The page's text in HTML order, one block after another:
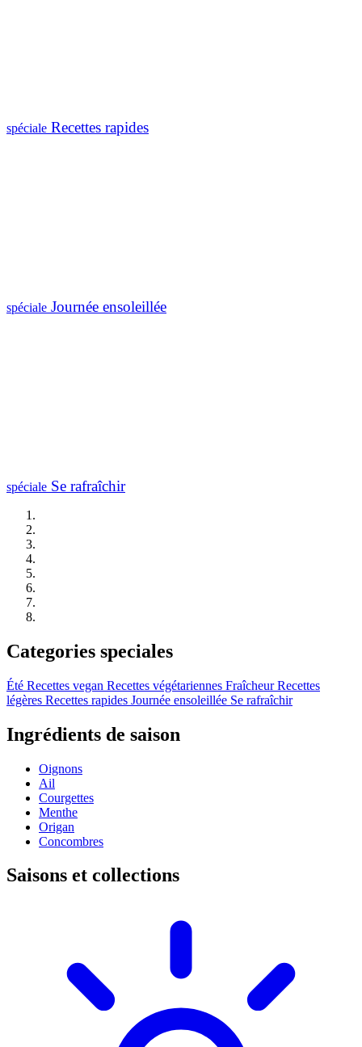
spéciale Recettes rapides
spéciale Journée ensoleillée
spéciale Se rafraîchir
Categories speciales
Été Recettes vegan Recettes végétariennes Fraîcheur Recettes
légères Recettes rapides Journée ensoleillée Se rafraîchir
Ingrédients de saison
Oignons
Ail
Courgettes
Menthe
Origan
Concombres
Saisons et collections